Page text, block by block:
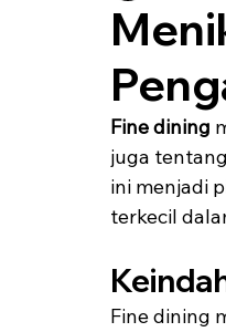
Fine dining
juga
ini menjadi
terkecil
Fine dining